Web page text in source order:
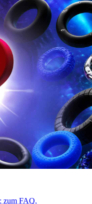
zum FAQ.